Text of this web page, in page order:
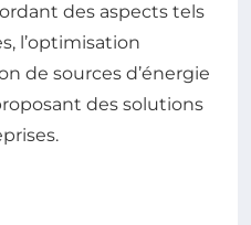
des aspects tels
l’optimisation
de sources d’énergie
des solutions